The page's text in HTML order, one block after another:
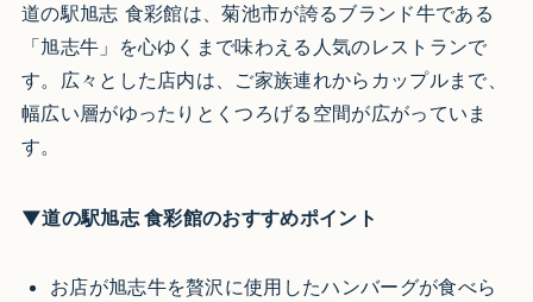
道の駅旭志 食彩館は、菊池市が誇るブランド牛である
「旭志牛」を心ゆくまで味わえる人気のレストランで
す。広々とした店内は、ご家族連れからカップルまで、
幅広い層がゆったりとくつろげる空間が広がっていま
す。
▼道の駅旭志 食彩館のおすすめポイント
お店が旭志牛を贅沢に使用したハンバーグが食べら